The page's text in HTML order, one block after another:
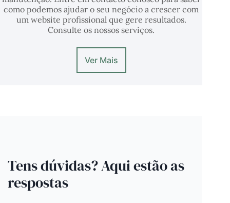
como podemos ajudar o seu negócio a crescer com
um website profissional que gere resultados.
Consulte os nossos serviços.
Ver Mais
Tens dúvidas? Aqui estão as
respostas